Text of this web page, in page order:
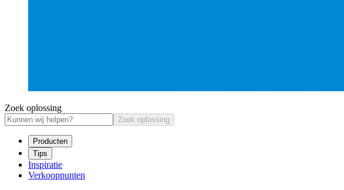
Zoek oplossing
Zoek oplossing
Producten
Tips
Inspiratie
Verkooppunten